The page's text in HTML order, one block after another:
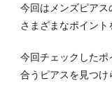
今回はメンズピアス
さまざまなポイント
今回チェックした
合うピアスを見つけ